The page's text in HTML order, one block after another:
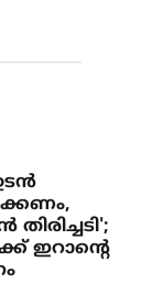
ഇറാന്റെ